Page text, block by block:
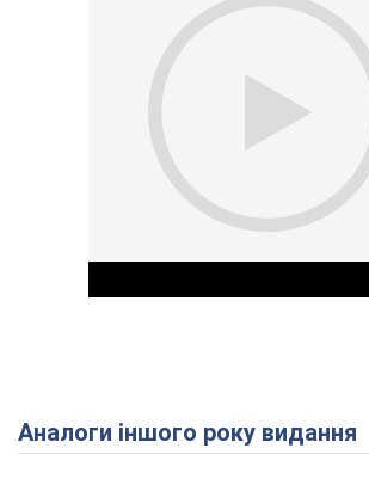
Play
Аналоги іншого року видання